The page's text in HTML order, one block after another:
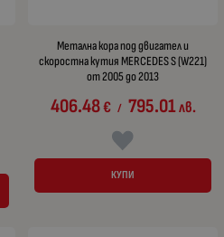
Метална кора под двигател и
скоростна кутия MERCEDES S (W221)
от 2005 до 2013
406.48€ / 795.01лв.
КУПИ